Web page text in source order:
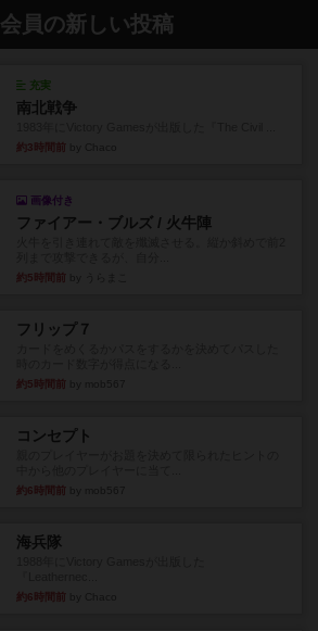
会員の新しい投稿
充実
南北戦争
約3時間前
画像付き
ファイアー・ブルズ / 火牛陣
約5時間前
フリップ７
約5時間前
コンセプト
約6時間前
海兵隊
約6時間前